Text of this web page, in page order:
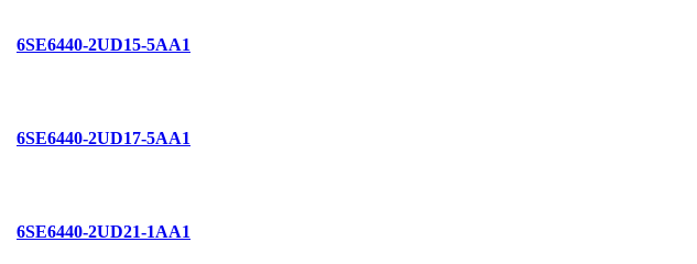
6SE6440-2UD15-5AA1
6SE6440-2UD17-5AA1
6SE6440-2UD21-1AA1